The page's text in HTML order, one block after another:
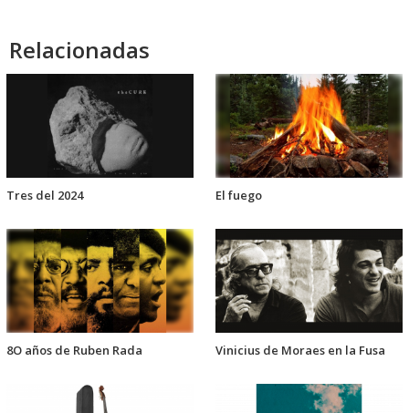
Relacionadas
Tres del 2024 El fuego
8O años de Ruben Rada Vinicius de Moraes en la Fusa